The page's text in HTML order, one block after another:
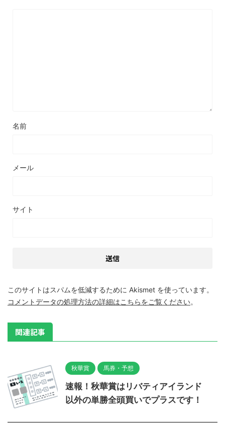
名前
メール
サイト
このサイトはスパムを低減するために Akismet を使っています。
コメントデータの処理方法の詳細はこちらをご覧ください。
関連記事
秋華賞 馬券・予想
速報！秋華賞はリバティアイランド
以外の単勝全頭買いでプラスです！